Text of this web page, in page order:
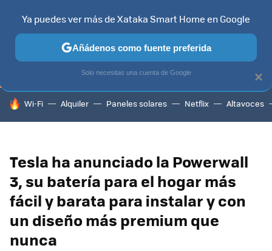
TELEVISORES CONTENIDOS SMART TV SELECCIÓN
HOY SE HABLA DE
Wi-Fi Alquiler Paneles solares Netflix Altavoces
Tesla ha anunciado la Powerwall
3, su batería para el hogar más
fácil y barata para instalar y con
un diseño más premium que
nunca
×
Ya puedes ver más de Xataka Smart Home en Google
Añádenos como fuente preferida
Solo necesitas una cuenta de Google